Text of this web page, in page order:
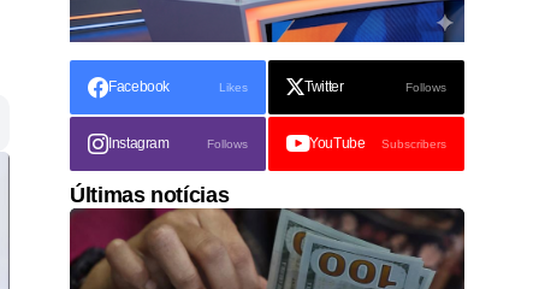
Facebook Likes Twitter Follows
Instagram Follows YouTube Subscribers
Últimas notícias